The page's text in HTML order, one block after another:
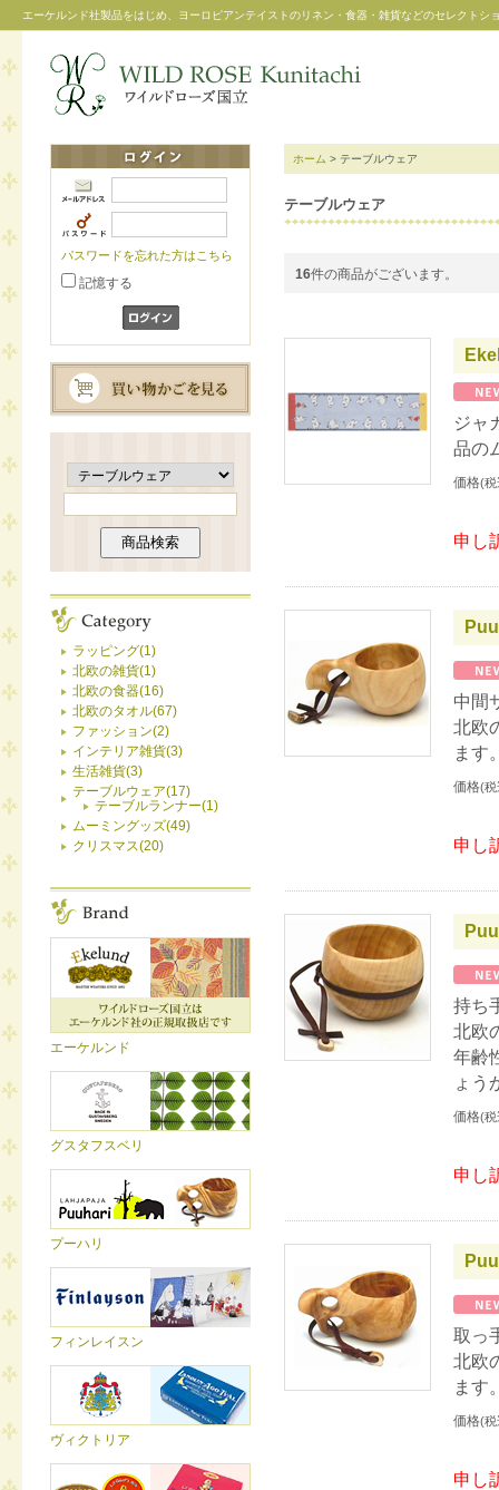
エーケルンド社製品をはじめ、ヨーロピアンテイストのリネン・食器・雑貨などのセレクト
パスワードを忘れた方はこちら
記憶する
ラッピング(1)
北欧の雑貨(1)
北欧の食器(16)
北欧のタオル(67)
ファッション(2)
インテリア雑貨(3)
生活雑貨(3)
テーブルウェア(17)
テーブルランナー(1)
ムーミングッズ(49)
クリスマス(20)
エーケルンド
グスタフスベリ
プーハリ
フィンレイスン
ヴィクトリア
ホーム > テーブルウェア
テーブルウェア
16件の商品がございます。
ジャ
品の
価格(税
申し
中間
北欧
ます
価格(税
申し
持ち
北欧
年齢
ょう
価格(税
申し
取っ
北欧
ます
価格(税
申し